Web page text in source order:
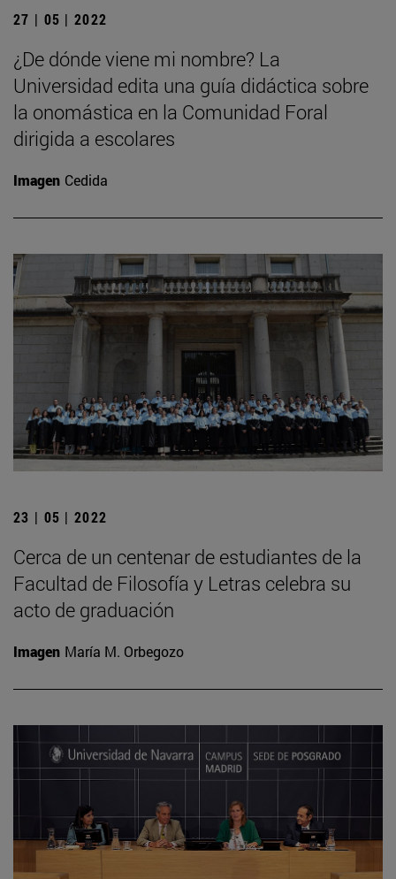
27 | 05 | 2022
¿De dónde viene mi nombre? La
Universidad edita una guía didáctica sobre
la onomástica en la Comunidad Foral
dirigida a escolares
Imagen Cedida
23 | 05 | 2022
Cerca de un centenar de estudiantes de la
Facultad de Filosofía y Letras celebra su
acto de graduación
Imagen María M. Orbegozo